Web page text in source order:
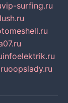
vip-surfing.ru
infoelektrik.ru
oopslady.ru